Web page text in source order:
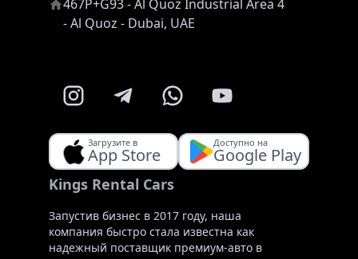
467P+G93 - Al Quoz Industrial Area 4
- Al Quoz - Dubai, UAE
Загрузите в
App Store
Доступно на
Google Play
Kings Rental Cars
Запустив бизнес в 2017 году, наша
компания быстро стала известна как
надежный поставщик премиум-авто в